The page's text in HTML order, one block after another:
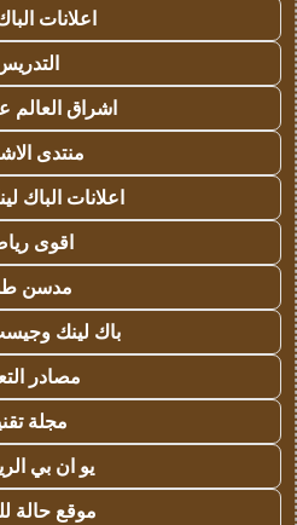
اعلانات
اشراق العالم
منتدى
اعلانات الباك لينك
اقوى
مدسن
باك لينك
مصادر
مجلة
يو ان بي
موقع حالة